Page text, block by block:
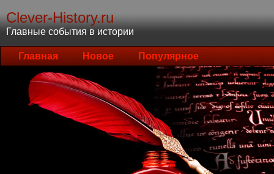
Clever-History.ru
Главные события в истории
Главная Новое Популярное